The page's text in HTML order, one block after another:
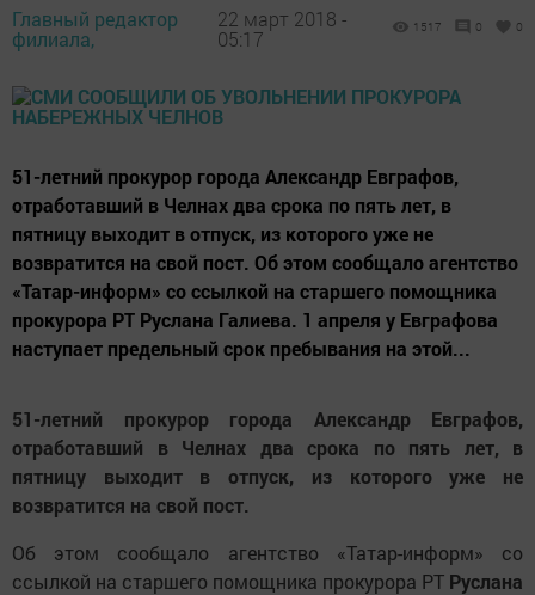
Главный редактор
филиала,
22 март 2018 -
05:17
1517 0 0
51-летний прокурор города Александр Евграфов,
отработавший в Челнах два срока по пять лет, в
пятницу выходит в отпуск, из которого уже не
возвратится на свой пост. Об этом сообщало агентство
«Татар-информ» со ссылкой на старшего помощника
прокурора РТ Руслана Галиева. 1 апреля у Евграфова
наступает предельный срок пребывания на этой...
51-летний прокурор города Александр Евграфов,
отработавший в Челнах два срока по пять лет, в
пятницу выходит в отпуск, из которого уже не
возвратится на свой пост.
Об этом сообщало агентство «Татар-информ» со
ссылкой на старшего помощника прокурора РТ Руслана